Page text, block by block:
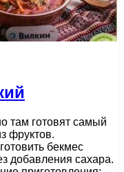
там готовят самый
фруктов.
бекмес
добавления сахара.